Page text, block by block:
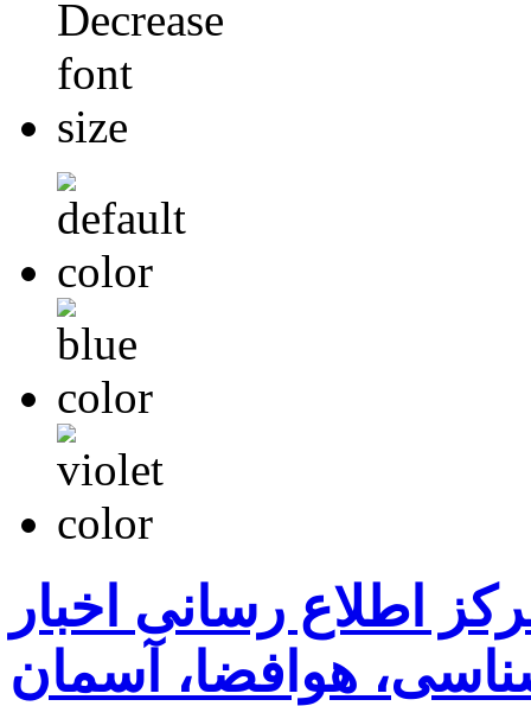
اطلاع رسانی اخبار
هوافضا، آسمان